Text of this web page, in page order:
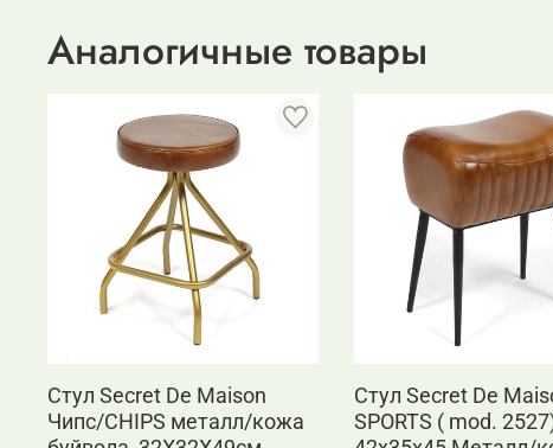
Аналогичные товары
Стул Secret De Maison
Чипс/CHIPS металл/кожа
Стул Secret De
SPORTS ( mod.